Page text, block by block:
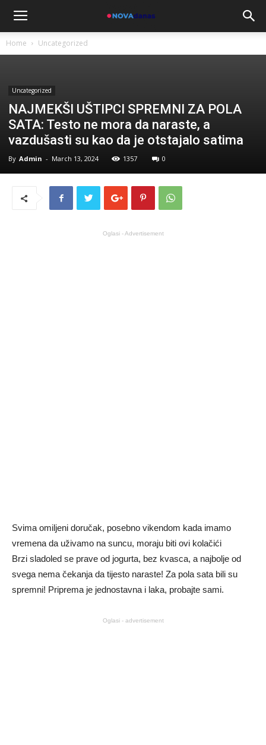
Home Uncategorized
Uncategorized
NAJMEKŠI UŠTIPCI SPREMNI ZA POLA
SATA: Testo ne mora da naraste, a
vazdušasti su kao da je otstajalo satima
By Admin - March 13, 2024 1357 0
Oglasi - Advertisement
Svima omiljeni doručak, posebno vikendom kada imamo
vremena da uživamo na suncu, moraju biti ovi kolačići
Brzi sladoled se prave od jogurta, bez kvasca, a najbolje od
svega nema čekanja da tijesto naraste! Za pola sata bili su
spremni! Priprema je jednostavna i laka, probajte sami.
Oglasi - advertisement